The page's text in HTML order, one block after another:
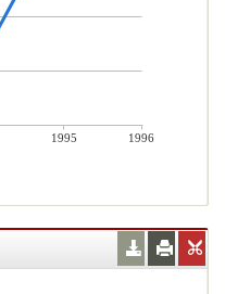
1995
1996